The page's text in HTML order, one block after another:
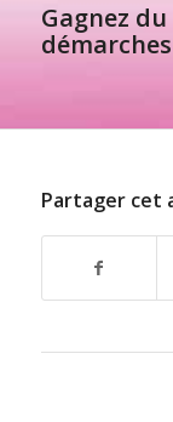
Gagnez
Partager cet